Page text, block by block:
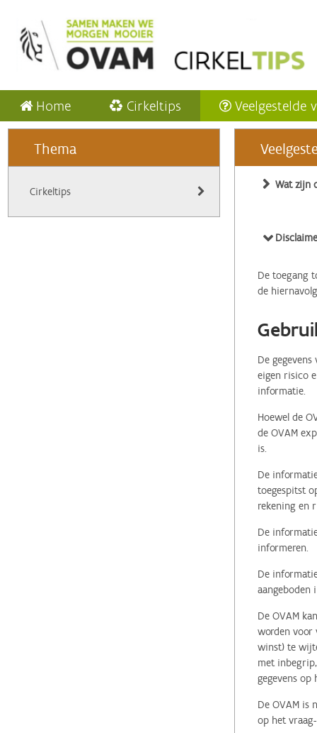
Home Cirkeltips Veelgestelde
Thema
Cirkeltips
Wat zijn
De toegang
de
De
eigen risico
informatie.
Hoewel de
de OVAM
is.
De
toegespitst
rekening en
De
informeren.
De
aangeboden
De OVAM
worden voor
winst) te
met
gegevens
De OVAM is
op het